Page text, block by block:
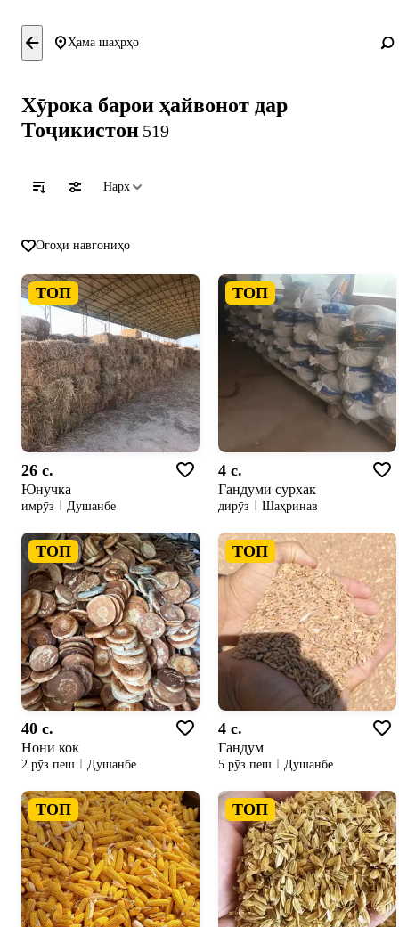
Ҳама шаҳрҳо
Хӯрока барои ҳайвонот дар
Тоҷикистон 519
Нарх
Огоҳи навгониҳо
ТОП
26 c.
Юнучка
имрӯз Душанбе
ТОП
4 c.
Гандуми сурхак
дирӯз Шаҳринав
ТОП
40 c.
Нони кок
2 рӯз пеш Душанбе
ТОП
4 c.
Гандум
5 рӯз пеш Душанбе
ТОП ТОП